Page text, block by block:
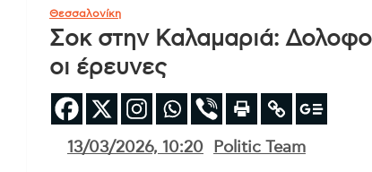
Θεσσαλονίκη
Σοκ στην Καλαμαριά:
οι έρευνες
13/03/2026, 10:20 Politic Team